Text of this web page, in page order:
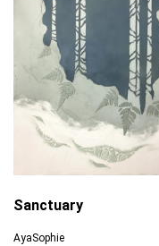
Sanctuary
AyaSophie